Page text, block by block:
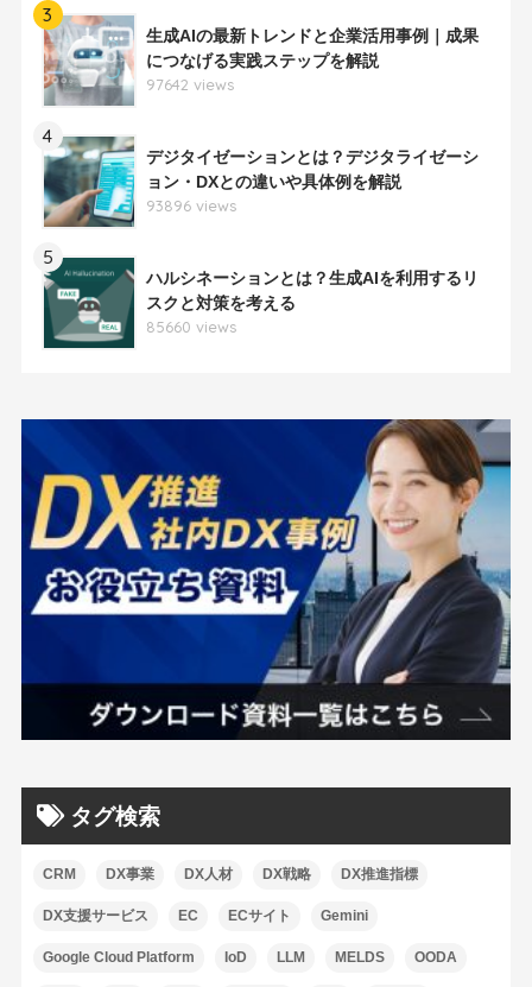
3
生成AIの最新トレンドと企業活用事例｜成果
につなげる実践ステップを解説
97642 views
4
デジタイゼーションとは？デジタライゼーシ
ョン・DXとの違いや具体例を解説
93896 views
5
ハルシネーションとは？生成AIを利用するリ
スクと対策を考える
85660 views
タグ検索
CRM DX事業 DX人材 DX戦略 DX推進指標
DX支援サービス EC ECサイト Gemini
Google Cloud Platform IoD LLM MELDS OODA